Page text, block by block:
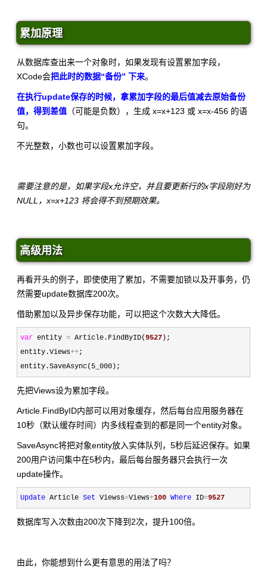
累加原理
从数据库查出来一个对象时，如果发现有设置累加字段，
XCode会把此时的数据“备份” 下来。
在执行update保存的时候，拿累加字段的最后值减去原始备份
值，得到差值 （可能是负数），生成 x=x+123 或 x=x-456 的语
句。
不光整数，小数也可以设置累加字段。
需要注意的是，如果字段x允许空，并且要更新行的x字段刚好为
NULL，x=x+123 将会得不到预期效果。
高级用法
再看开头的例子，即使使用了累加，不需要加锁以及开事务，仍
然需要update数据库200次。
借助累加以及异步保存功能，可以把这个次数大大降低。
var entity = Article.FindByID(9527 );
entity.Views++;
entity.SaveAsync(5_000);
先把Views设为累加字段。
Article.FindByID内部可以用对象缓存，然后每台应用服务器在
10秒（默认缓存时间）内多线程查到的都是同一个entity对象。
SaveAsync将把对象entity放入实体队列，5秒后延迟保存。如果
200用户访问集中在5秒内，最后每台服务器只会执行一次
update操作。
Update Article Set Viewss=Views+100 Where ID=9527
数据库写入次数由200次下降到2次，提升100倍。
由此，你能想到什么更有意思的用法了吗？